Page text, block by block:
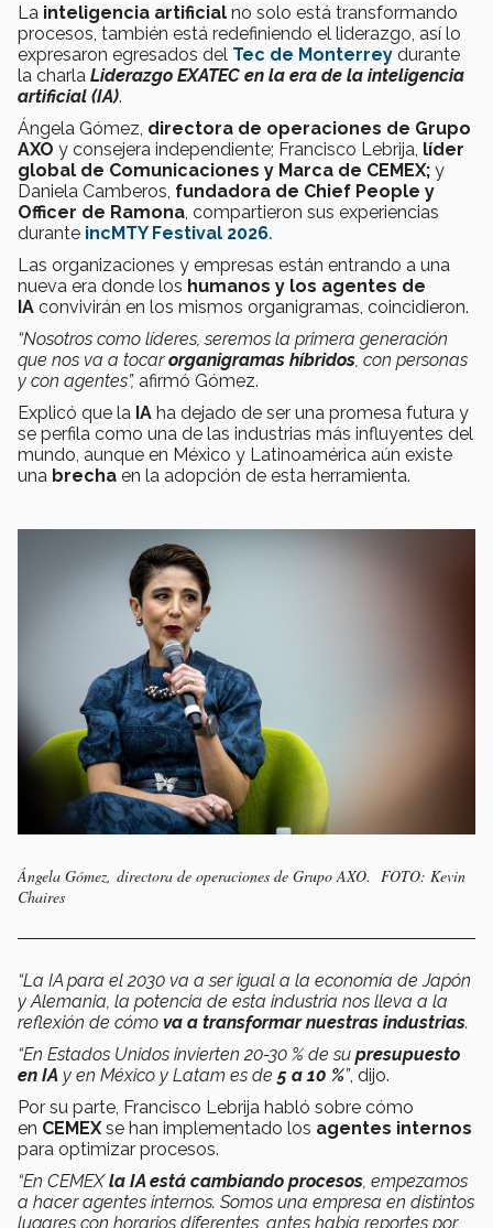
La inteligencia artificial no solo está transformando
procesos, también está redefiniendo el liderazgo, así lo
expresaron egresados del Tec de Monterrey durante
la charla Liderazgo EXATEC en la era de la inteligencia
artificial (IA).
Ángela Gómez, directora de operaciones de Grupo
AXO y consejera independiente; Francisco Lebrija, líder
global de Comunicaciones y Marca de CEMEX; y
Daniela Camberos, fundadora de Chief People y
Officer de Ramona , compartieron sus experiencias
durante incMTY Festival 2026.
Las organizaciones y empresas están entrando a una
nueva era donde los humanos y los agentes de
IA convivirán en los mismos organigramas, coincidieron.
“Nosotros como líderes, seremos la primera generación
que nos va a tocarorganigramas híbridos , con personas
y con agentes”, afirmó Gómez.
Explicó que la IA ha dejado de ser una promesa futura y
se perfila como una de las industrias más influyentes del
mundo, aunque en México y Latinoamérica aún existe
una brecha en la adopción de esta herramienta.
Ángela Gómez, directora de operaciones de Grupo AXO. FOTO: Kevin
Chaires
“La IA para el 2030 va a ser igual a la economía de Japón
y Alemania, la potencia de esta industria nos lleva a la
reflexión de cómo va a transformar nuestras industrias.
“En Estados Unidos invierten 20-30 % de su presupuesto
en IA y en México y Latam es de 5 a 10 %”, dijo.
Por su parte, Francisco Lebrija habló sobre cómo
en CEMEXse han implementado los agentes internos
para optimizar procesos.
“En CEMEXla IA está cambiando procesos, empezamos
a hacer agentes internos. Somos una empresa en distintos
lugares con horarios diferentes, antes había reportes por